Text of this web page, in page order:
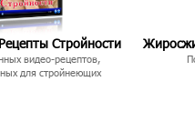
Стройности
видео-рецептов,
для стройнеющих
Твой шанс!